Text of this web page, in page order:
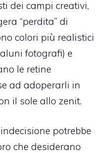
dei campi creativi,
“perdita” di
colori più realistici
fotografi) e
le retine
ad adoperarli in
il sole allo zenit.
potrebbe
che desiderano